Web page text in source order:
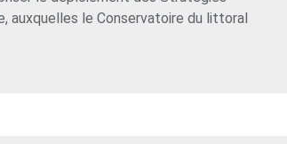
auxquelles le Conservatoire du littoral